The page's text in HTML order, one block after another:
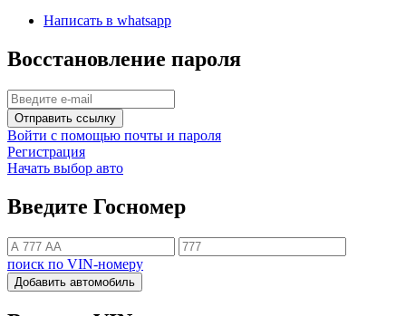
Написать в whatsapp
Восстановление пароля
Отправить ссылку
Войти с помощью почты и пароля
Регистрация
Начать выбор авто
Введите Госномер
поиск по VIN-номеру
Добавить автомобиль